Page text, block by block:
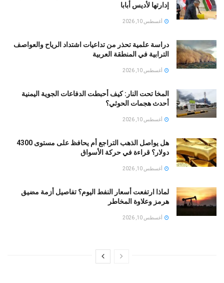
إدارتها لأديس أبابا
أغسطس 10, 2026
دراسة علمية تحذر من تداعيات اشتداد الرياح والعواصف
الترابية في المنطقة العربية
أغسطس 10, 2026
المخا تحت النار: كيف أحبطت الدفاعات الجوية اليمنية
أحدث هجمات الحوثي؟
أغسطس 10, 2026
هل يواصل الذهب التراجع أم يحافظ على مستوى 4300
دولار؟ قراءة في حركة الأسواق
أغسطس 10, 2026
لماذا ارتفعت أسعار النفط اليوم؟ تفاصيل أزمة مضيق
هرمز وعلاوة المخاطر
أغسطس 10, 2026